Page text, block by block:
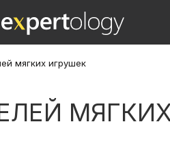
мягких игрушек